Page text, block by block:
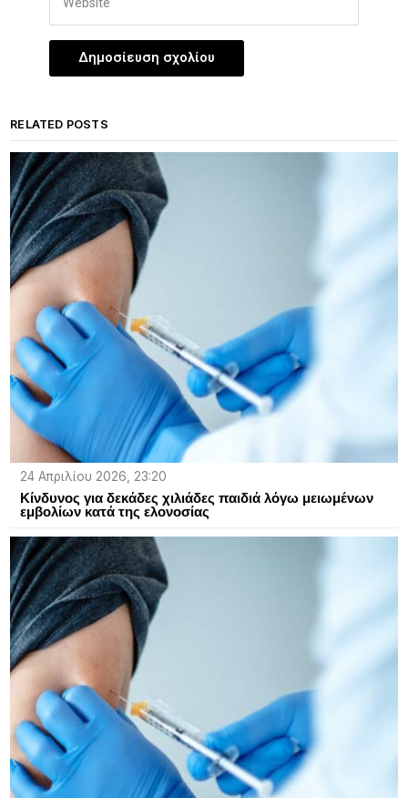
RELATED POSTS
24 Απριλίου 2026, 23:20
Κίνδυνος για δεκάδες χιλιάδες παιδιά λόγω μειωμένων
εμβολίων κατά της ελονοσίας